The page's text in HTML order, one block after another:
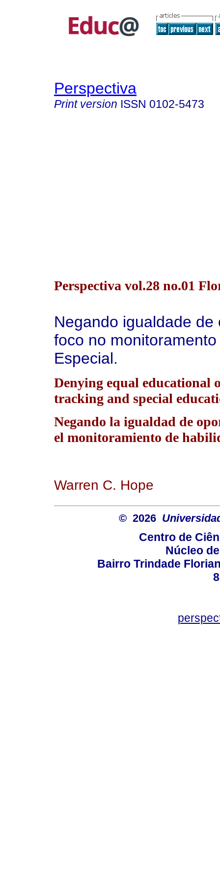
Perspectiva
Print version ISSN 0102-5473
Perspectiva vol.28 no.01
Negando igualdade
foco no
Especial.
Denying equal
tracking and special
Negando la igualdad de
el monitoramiento de
Warren C. Hope
© 2026
Centro de
Núcleo
Bairro Trindade